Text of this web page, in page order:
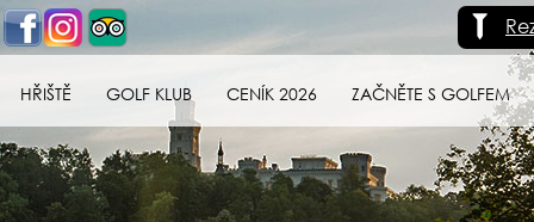
HŘIŠTĚ GOLF KLUB CENÍK 2026 ZAČNĚTE S GOLFEM